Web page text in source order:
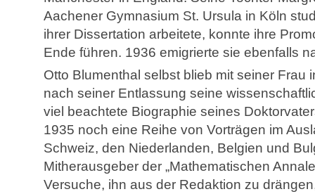
Aachener Gymnasium St. Ursula in Köln
ihrer Dissertation arbeitete, konnte ihre
Ende führen. 1936 emigrierte sie ebenfalls
Otto Blumenthal selbst blieb mit seiner Frau
nach seiner Entlassung seine
viel beachtete Biographie seines
1935 noch eine Reihe von Vorträgen im
Schweiz, den Niederlanden, Belgien und
Mitherausgeber der „Mathematischen
Versuche, ihn aus der Redaktion zu